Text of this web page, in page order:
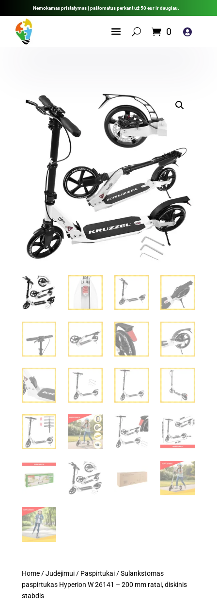
Nemokamas pristatymas į paštomatus perkant už 50 eur ir daugiau.
0 
Home/Judėjimui/ Paspirtukai/ Sulankstomas
paspirtukas Hyperion W 26141 – 200 mm ratai, diskinis
stabdis